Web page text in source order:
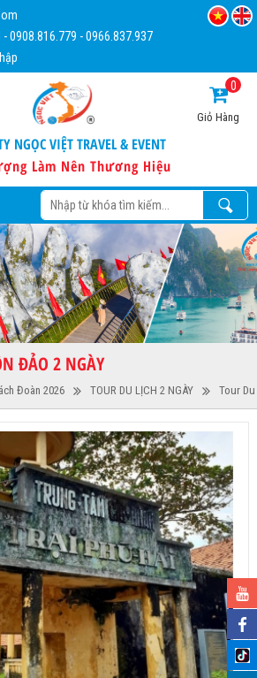
-0908.816.779 -0966.837.937
NGỌC VIỆT TRAVEL & EVENT
Làm Nên Thương Hiệu
Giỏ Hàng
0
ĐẢO 2 NGÀY
Đoàn 2026 TOUR DU LỊCH 2 NGÀY Tour